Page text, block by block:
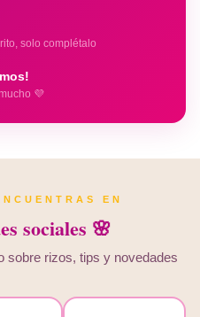
solo complétalo
💜
EN
sociales 🌸
sobre rizos, tips y novedades